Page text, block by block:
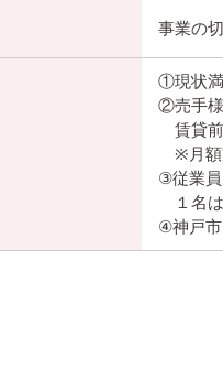
事業の
①現状満
②売手様
賃貸前
※月額
③従業員
１名は
④神戸市